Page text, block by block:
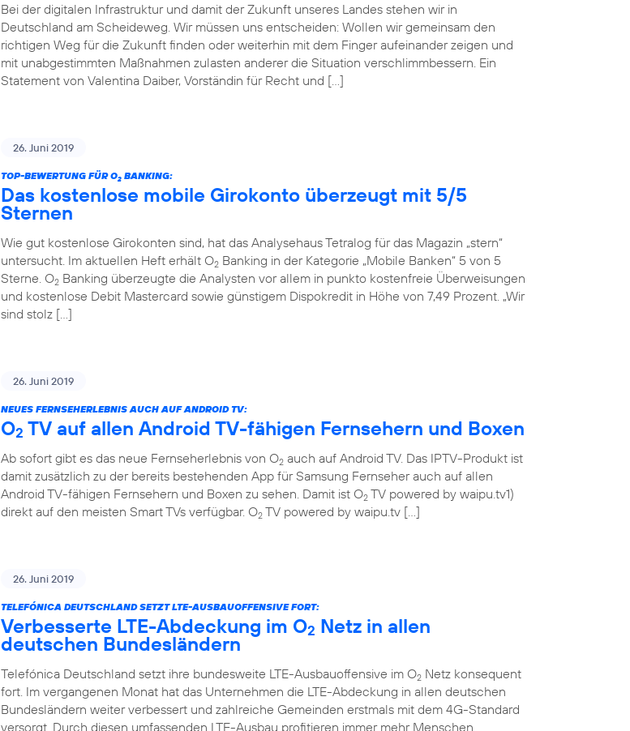
Bei der digitalen Infrastruktur und damit der Zukunft unseres Landes stehen wir in
Deutschland am Scheideweg. Wir müssen uns entscheiden: Wollen wir gemeinsam den
richtigen Weg für die Zukunft finden oder weiterhin mit dem Finger aufeinander zeigen und
mit unabgestimmten Maßnahmen zulasten anderer die Situation verschlimmbessern. Ein
Statement von Valentina Daiber, Vorständin für Recht und […]
26. Juni 2019
TOP-BEWERTUNG FÜR O2 BANKING:
Das kostenlose mobile Girokonto überzeugt mit 5/5
Sternen
Wie gut kostenlose Girokonten sind, hat das Analysehaus Tetralog für das Magazin „stern“
untersucht. Im aktuellen Heft erhält O2 Banking in der Kategorie „Mobile Banken“ 5 von 5
Sterne. O2 Banking überzeugte die Analysten vor allem in punkto kostenfreie Überweisungen
und kostenlose Debit Mastercard sowie günstigem Dispokredit in Höhe von 7,49 Prozent. „Wir
sind stolz […]
26. Juni 2019
NEUES FERNSEHERLEBNIS AUCH AUF ANDROID TV:
O2 TV auf allen Android TV-fähigen Fernsehern und Boxen
Ab sofort gibt es das neue Fernseherlebnis von O2 auch auf Android TV. Das IPTV-Produkt ist
damit zusätzlich zu der bereits bestehenden App für Samsung Fernseher auch auf allen
Android TV-fähigen Fernsehern und Boxen zu sehen. Damit ist O2 TV powered by waipu.tv1)
direkt auf den meisten Smart TVs verfügbar. O2 TV powered by waipu.tv […]
26. Juni 2019
TELEFÓNICA DEUTSCHLAND SETZT LTE-AUSBAUOFFENSIVE FORT:
Verbesserte LTE-Abdeckung im O2 Netz in allen
deutschen Bundesländern
Telefónica Deutschland setzt ihre bundesweite LTE-Ausbauoffensive im O2 Netz konsequent
fort. Im vergangenen Monat hat das Unternehmen die LTE-Abdeckung in allen deutschen
Bundesländern weiter verbessert und zahlreiche Gemeinden erstmals mit dem 4G-Standard
versorgt. Durch diesen umfassenden LTE-Ausbau profitieren immer mehr Menschen